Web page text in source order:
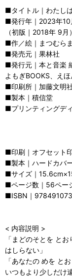
■タイトル｜わたし
■発行年｜2023年10
（初版｜2018年 9月）
■作／絵｜まつむら
■発売元｜果林社
■発行元｜本と音楽
よもぎBOOKS、え
■印刷所｜加藤文明
■製本｜積信堂
■プリンティングデ
■印刷｜オフセット
■製本｜ハードカバ
■サイズ｜
■ページ数｜56ペー
■ISBN｜
< 内容説明 >
「まどのそとを と
はしらない」
「あなたの めを と
いつもより少しだけ